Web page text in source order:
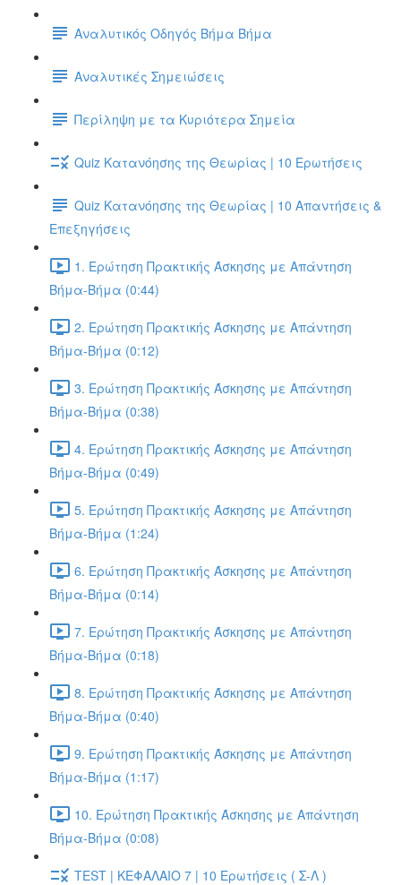
Αναλυτικός Οδηγός Βήμα Βήμα
Αναλυτικές Σημειώσεις
Περίληψη με τα Κυριότερα Σημεία
Quiz Κατανόησης της Θεωρίας | 10 Ερωτήσεις
Quiz Κατανόησης της Θεωρίας | 10 Απαντήσεις &
Επεξηγήσεις
1. Ερώτηση Πρακτικής Άσκησης με Απάντηση
Βήμα-Βήμα (0:44)
2. Ερώτηση Πρακτικής Άσκησης με Απάντηση
Βήμα-Βήμα (0:12)
3. Ερώτηση Πρακτικής Άσκησης με Απάντηση
Βήμα-Βήμα (0:38)
4. Ερώτηση Πρακτικής Άσκησης με Απάντηση
Βήμα-Βήμα (0:49)
5. Ερώτηση Πρακτικής Άσκησης με Απάντηση
Βήμα-Βήμα (1:24)
6. Ερώτηση Πρακτικής Άσκησης με Απάντηση
Βήμα-Βήμα (0:14)
7. Ερώτηση Πρακτικής Άσκησης με Απάντηση
Βήμα-Βήμα (0:18)
8. Ερώτηση Πρακτικής Άσκησης με Απάντηση
Βήμα-Βήμα (0:40)
9. Ερώτηση Πρακτικής Άσκησης με Απάντηση
Βήμα-Βήμα (1:17)
10. Ερώτηση Πρακτικής Άσκησης με Απάντηση
Βήμα-Βήμα (0:08)
TEST | ΚΕΦΑΛΑΙΟ 7 | 10 Ερωτήσεις ( Σ-Λ )